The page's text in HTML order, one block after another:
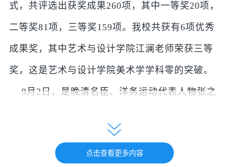
式，共评选出获奖成果260项，其中一等奖20项，
二等奖81项，三等奖159项。我校共获有6项优秀
成果奖，其中艺术与设计学院江澜老师荣获三等
奖，这是艺术与设计学院美术学学科零的突破。
9月2日，是晚清名臣、洋务运动代表人物张之
馆”开馆仪式，以此纪念这位曾为中国教育、工
业、军事近代化做出重要贡献的改革者。2020年7
点击查看更多内容